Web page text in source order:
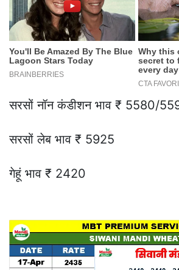
सरसों नॉन कंडीशन भाव ₹ 5580/
सरसों लेब भाव ₹ 5925
गेहूं भाव ₹ 2420